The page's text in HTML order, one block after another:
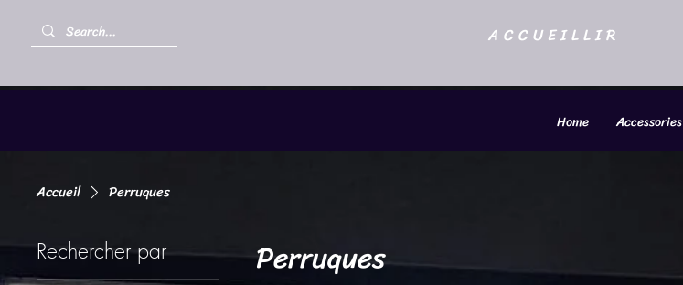
ACCUEILLIR
Home Accessories
Accueil Perruques
Rechercher par Perruques